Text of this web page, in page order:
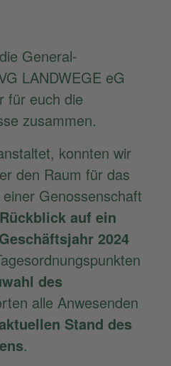
General­
LANDWEGE eG
für euch die
zusammen.
konnten wir
den Raum für das
Genossenschaft
Rückblick auf ein
2024
des
alle Anwesenden
Stand des
.